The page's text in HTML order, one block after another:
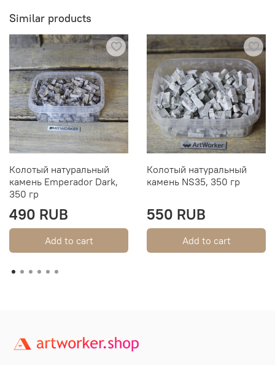
Similar products
Колотый натуральный
камень Emperador Dark,
350 гр
490 RUB
Add to cart
Колотый натуральный
камень NS35, 350 гр
550 RUB
Add to cart